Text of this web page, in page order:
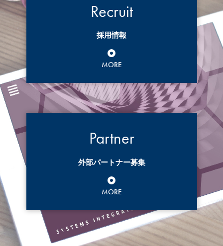
Recruit
採用情報
MORE
Partner
外部パートナー募集
MORE